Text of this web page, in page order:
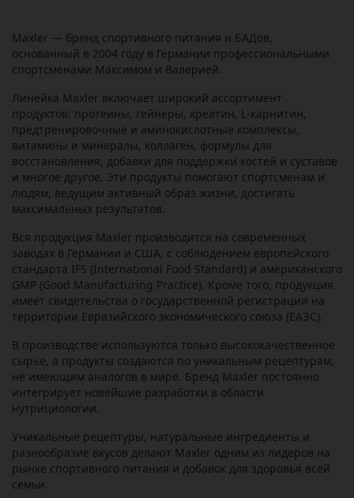
Maxler — бренд спортивного питания и БАДов,
основанный в 2004 году в Германии профессиональными
спортсменами Максимом и Валерией.
Линейка Maxler включает широкий ассортимент
продуктов: протеины, гейнеры, креатин, L-карнитин,
предтренировочные и аминокислотные комплексы,
витамины и минералы, коллаген, формулы для
восстановления, добавки для поддержки костей и суставов
и многое другое. Эти продукты помогают спортсменам и
людям, ведущим активный образ жизни, достигать
максимальных результатов.
Вся продукция Maxler производится на современных
заводах в Германии и США, с соблюдением европейского
стандарта IFS (International Food Standard) и американского
GMP (Good Manufacturing Practice). Кроме того, продукция
имеет свидетельства о государственной регистрации на
территории Евразийского экономического союза (ЕАЭС).
В производстве используются только высококачественное
сырье, а продукты создаются по уникальным рецептурам,
не имеющим аналогов в мире. Бренд Maxler постоянно
интегрирует новейшие разработки в области
нутрициологии.
Уникальные рецептуры, натуральные ингредиенты и
разнообразие вкусов делают Maxler одним из лидеров на
рынке спортивного питания и добавок для здоровья всей
семьи.